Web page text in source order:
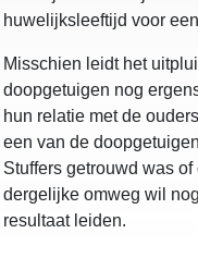
huwelijksleeftijd voor
Misschien leidt het
doopgetuigen nog
hun relatie met de
een van de
Stuffers getrouwd was
dergelijke omweg wil
resultaat leiden.